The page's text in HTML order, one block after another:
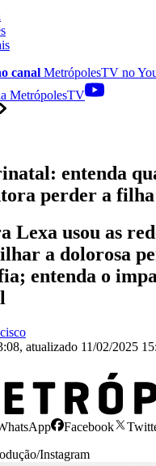
canal MetrópolesTV no
MetrópolesTV
entenda
perder a filha
Lexa usou as
a dolorosa
entenda o
, atualizado 11/02/2025
Facebook
Instagram